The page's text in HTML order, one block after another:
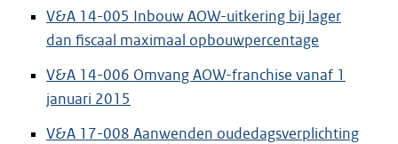
V&A 14-005 Inbouw AOW-uitkering bij lager
dan fiscaal maximaal opbouwpercentage
V&A 14-006 Omvang AOW-franchise vanaf 1
januari 2015
V&A 17-008 Aanwenden oudedagsverplichting